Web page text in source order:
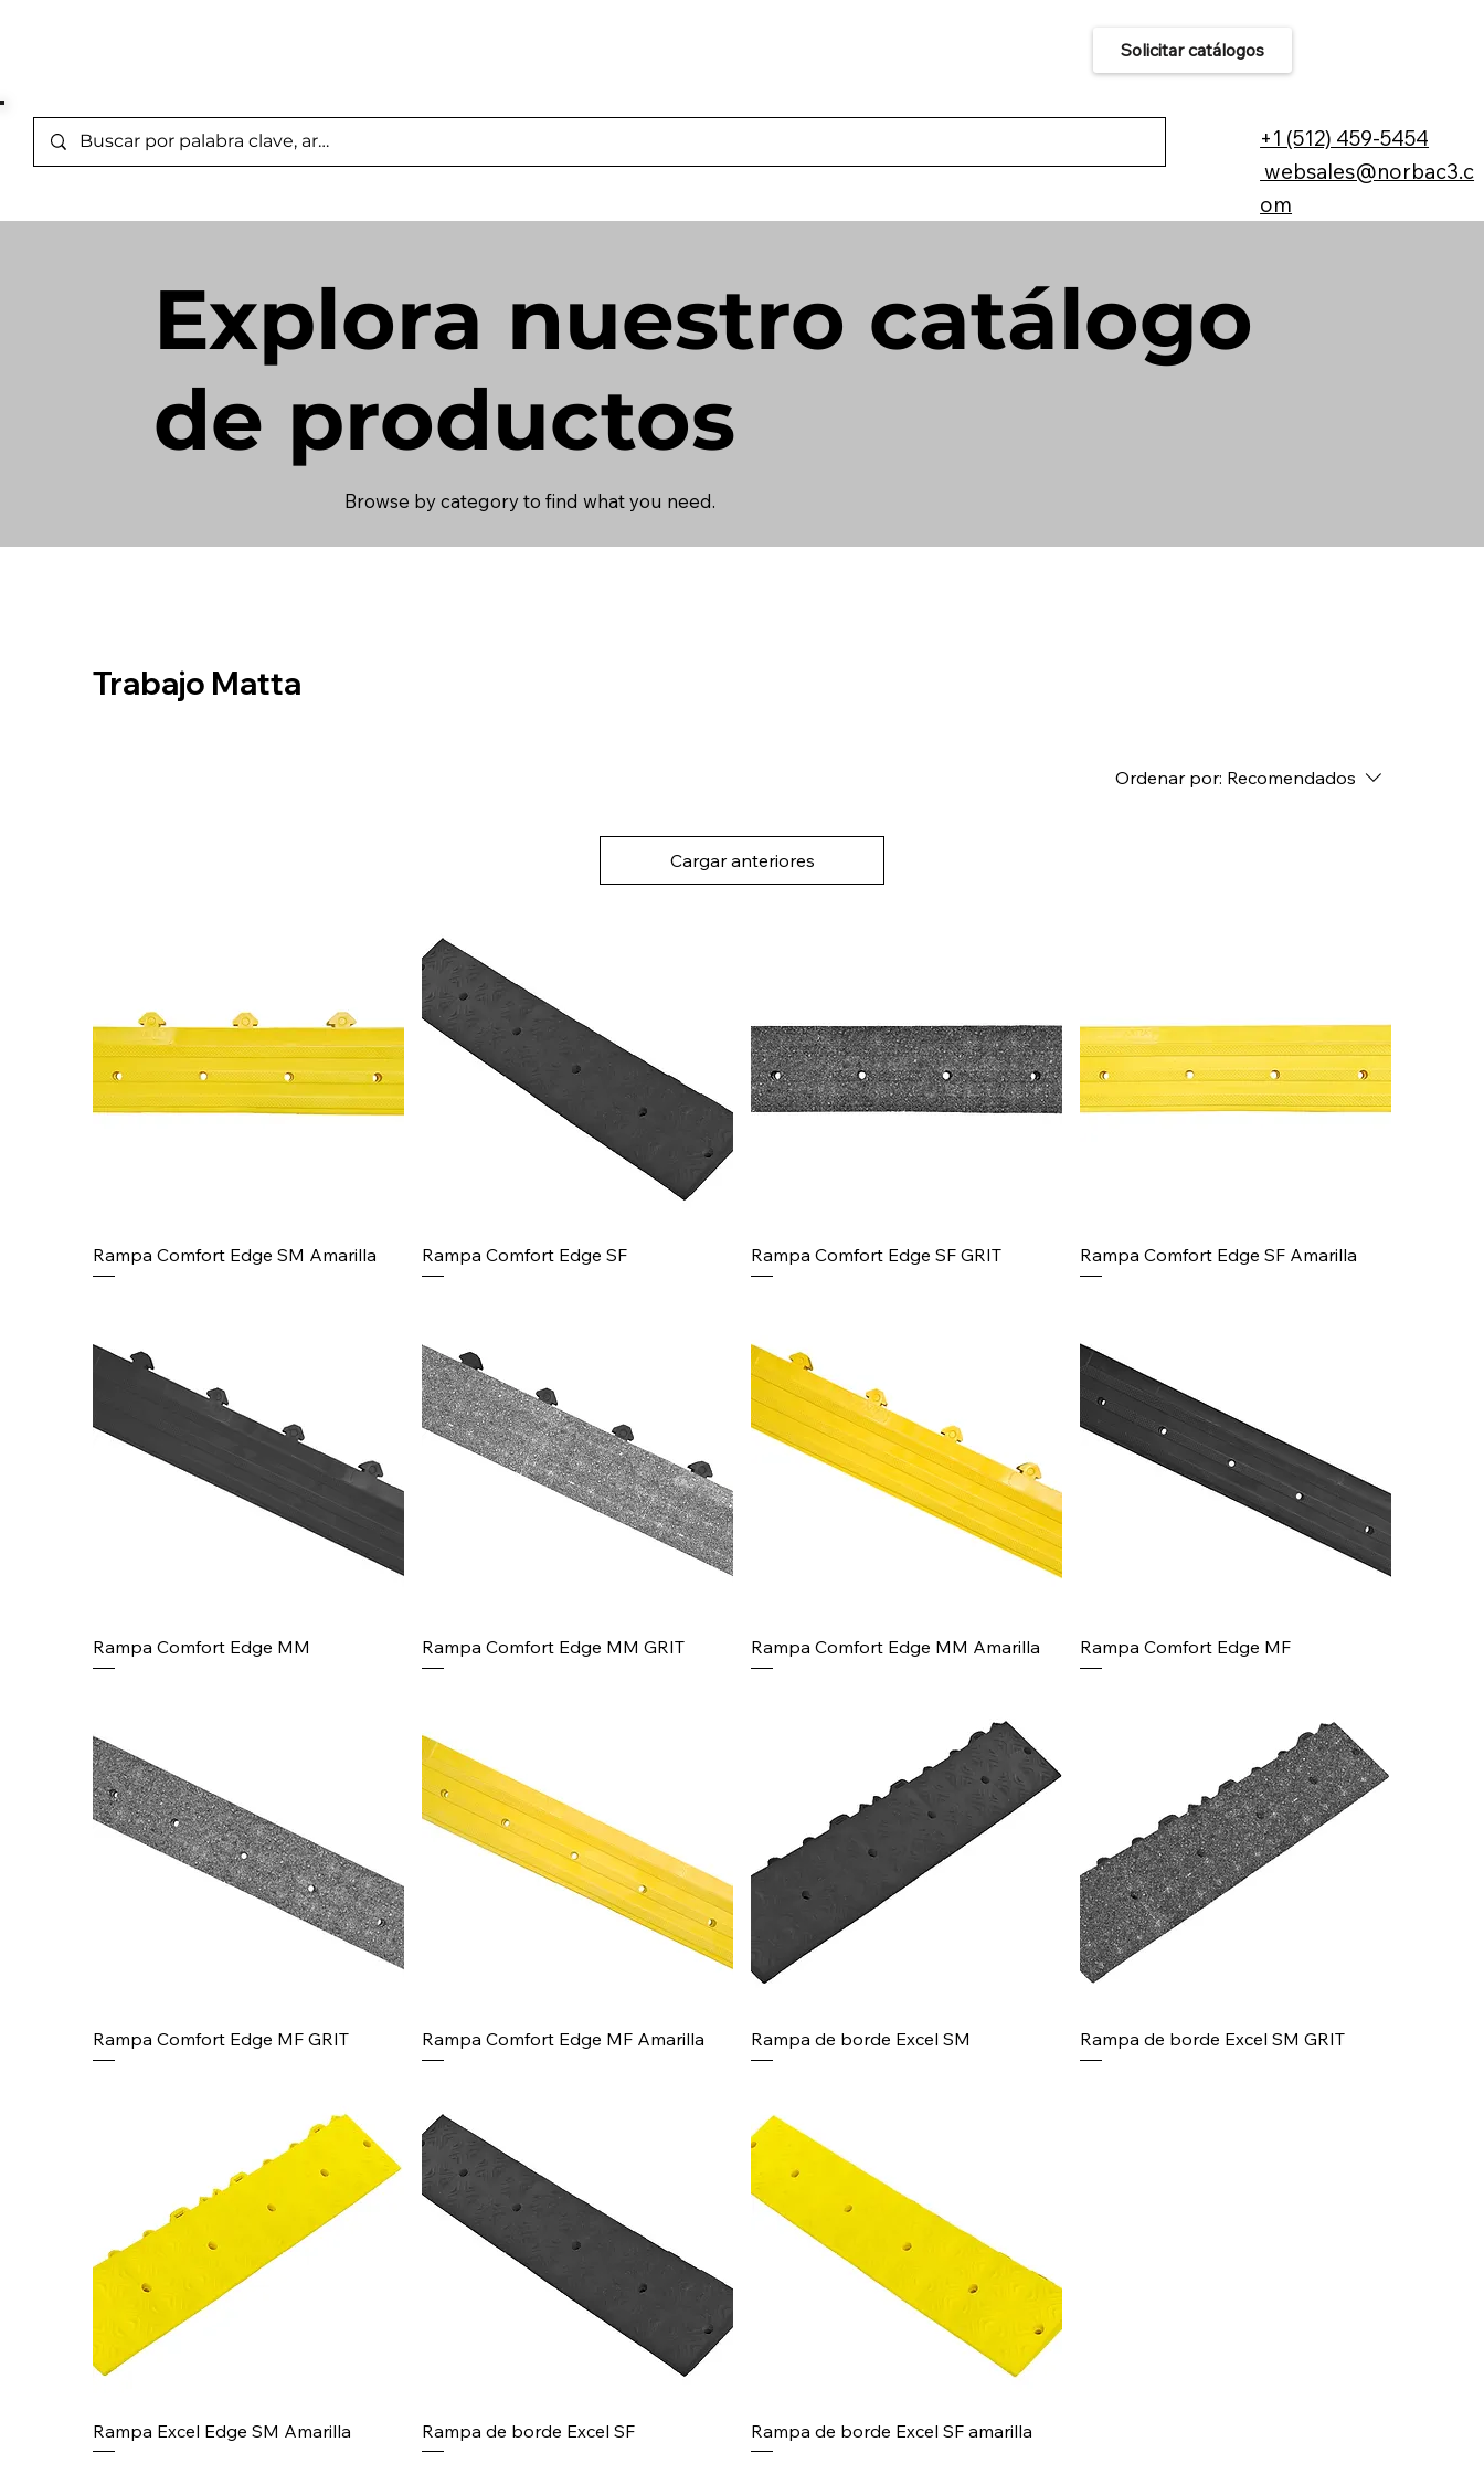
+1 (512) 459-5454
websales@norbac3.c
om
Solicitar catálogos
Explora nuestro catálogo
de productos
Browse by category to find what you need.
Trabajo Matta
Ordenar por: Recomendados
Cargar anteriores
Rampa Comfort Edge SM Amarilla Rampa Comfort Edge SF Rampa Comfort Edge SF GRIT Rampa Comfort Edge SF Amarilla
Rampa Comfort Edge MM Rampa Comfort Edge MM GRIT Rampa Comfort Edge MM Amarilla Rampa Comfort Edge MF
Rampa Comfort Edge MF GRIT Rampa Comfort Edge MF Amarilla Rampa de borde Excel SM Rampa de borde Excel SM GRIT
Rampa Excel Edge SM Amarilla Rampa de borde Excel SF Rampa de borde Excel SF amarilla